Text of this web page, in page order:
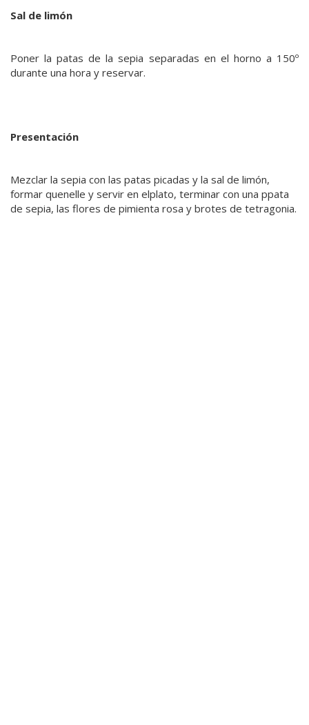
Sal de limón
Poner la patas de la sepia separadas en el horno a 150º
durante una hora y reservar.
Presentación
Mezclar la sepia con las patas picadas y la sal de limón,
formar quenelle y servir en elplato, terminar con una ppata
de sepia, las flores de pimienta rosa y brotes de tetragonia.